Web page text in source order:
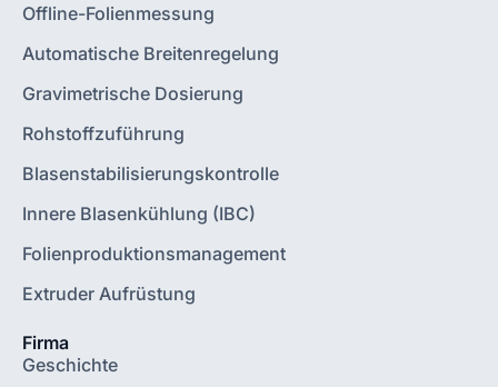
Offline-Folienmessung
Automatische Breitenregelung
Gravimetrische Dosierung
Rohstoffzuführung
Blasenstabilisierungskontrolle
Innere Blasenkühlung (IBC)
Folienproduktionsmanagement
Extruder Aufrüstung
Firma
Geschichte